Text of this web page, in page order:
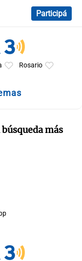
Participá
Rosario
más